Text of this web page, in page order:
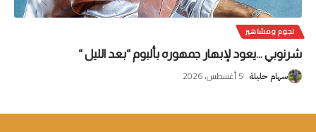
نجوم ومشاهير
شرنوبي …يعود لإبهار جمهوره بألبوم “بعد الليل “
سهام حليلة 5 أغسطس، 2026